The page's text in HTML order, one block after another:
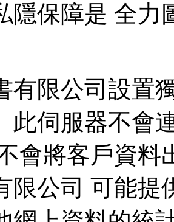
隱保障是 全力
有限公司 設置
此伺服器不會
會將客戶資料
限公司 可能提